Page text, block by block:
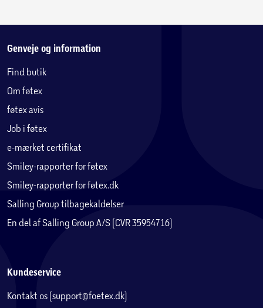
Ovnfast op til 230 °C
Genveje og information
Find butik
Om føtex
føtex avis
Job i føtex
e-mærket certifikat
Smiley-rapporter for føtex
Smiley-rapporter for føtex.dk
Salling Group tilbagekaldelser
En del af Salling Group A/S (CVR 35954716)
Kundeservice
Kontakt os (support@foetex.dk)